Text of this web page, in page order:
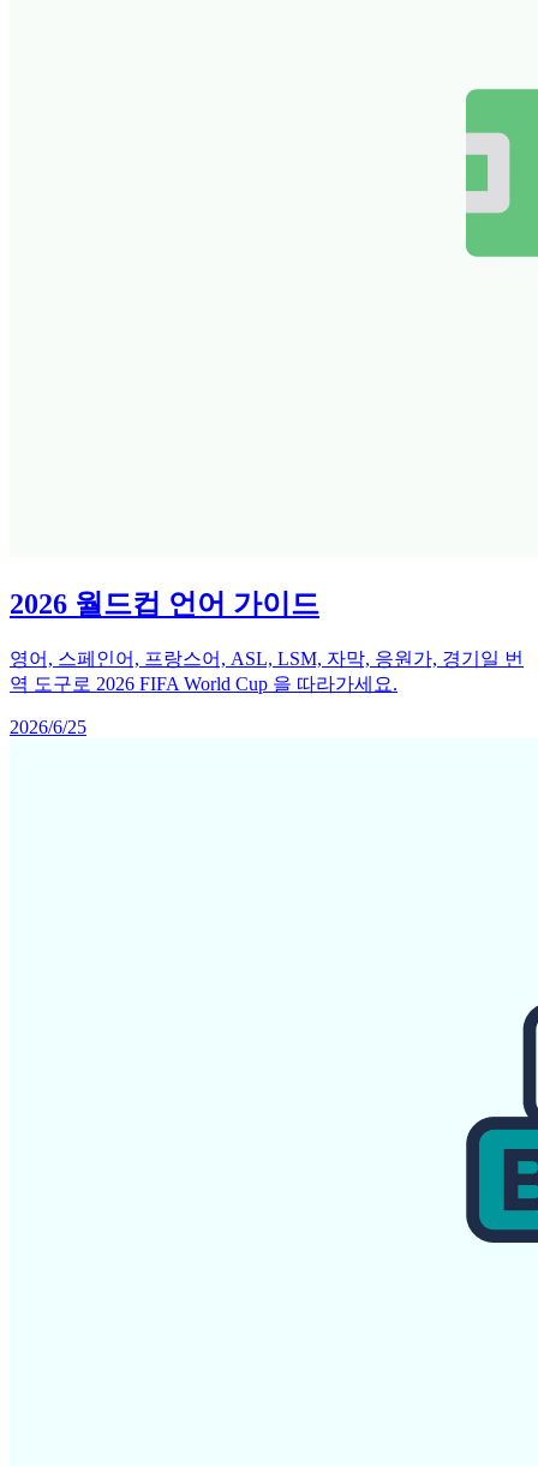
2026 월드컵 언어 가이드
영어, 스페인어, 프랑스어, ASL, LSM, 자막, 응원가, 경기일 번
역 도구로 2026 FIFA World Cup 을 따라가세요.
2026/6/25